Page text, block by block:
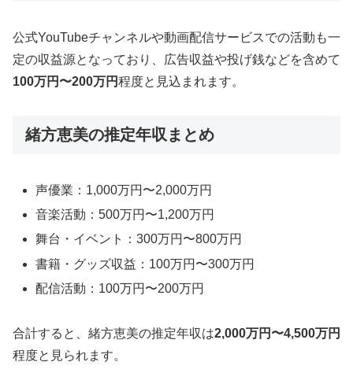
公式YouTubeチャンネルや動画配信サービスでの活動も一
定の収益源となっており、広告収益や投げ銭などを含めて
100万円〜200万円程度と見込まれます。
緒方恵美の推定年収まとめ
声優業：1,000万円〜2,000万円
音楽活動：500万円〜1,200万円
舞台・イベント：300万円〜800万円
書籍・グッズ収益：100万円〜300万円
配信活動：100万円〜200万円
合計すると、緒方恵美の推定年収は2,000万円〜4,500万円
程度と見られます。